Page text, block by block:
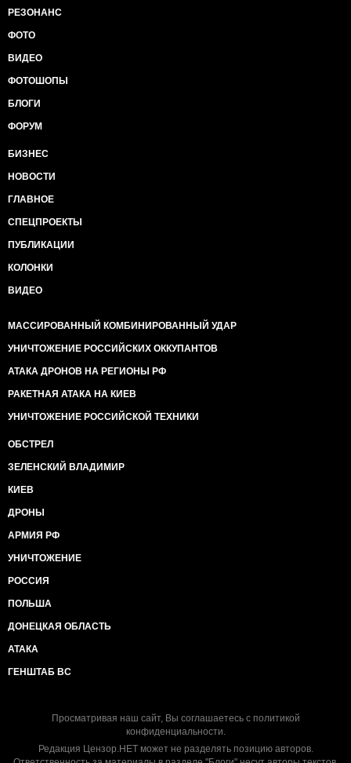
РЕЗОНАНС
ФОТО
ВИДЕО
ФОТОШОПЫ
БЛОГИ
ФОРУМ
БИЗНЕС
НОВОСТИ
ГЛАВНОЕ
СПЕЦПРОЕКТЫ
ПУБЛИКАЦИИ
КОЛОНКИ
ВИДЕО
МАССИРОВАННЫЙ КОМБИНИРОВАННЫЙ УДАР
УНИЧТОЖЕНИЕ РОССИЙСКИХ ОККУПАНТОВ
АТАКА ДРОНОВ НА РЕГИОНЫ РФ
РАКЕТНАЯ АТАКА НА КИЕВ
УНИЧТОЖЕНИЕ РОССИЙСКОЙ ТЕХНИКИ
ОБСТРЕЛ
ЗЕЛЕНСКИЙ ВЛАДИМИР
КИЕВ
ДРОНЫ
АРМИЯ РФ
УНИЧТОЖЕНИЕ
РОССИЯ
ПОЛЬША
ДОНЕЦКАЯ ОБЛАСТЬ
АТАКА
ГЕНШТАБ ВС
Просматривая наш сайт, Вы соглашаетесь с политикой
конфиденциальности.
Редакция Цензор.НЕТ может не разделять позицию авторов.